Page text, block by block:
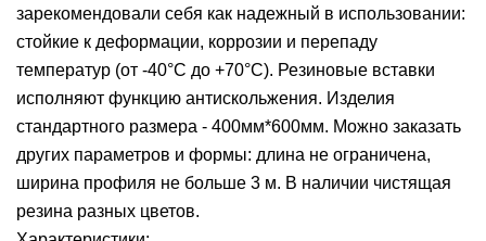
зарекомендовали себя как надежный в использовании:
стойкие к деформации, коррозии и перепаду
температур (от -40°С до +70°С). Резиновые вставки
исполняют функцию антискольжения. Изделия
стандартного размера - 400мм*600мм. Можно заказать
других параметров и формы: длина не ограничена,
ширина профиля не больше 3 м. В наличии чистящая
резина разных цветов.